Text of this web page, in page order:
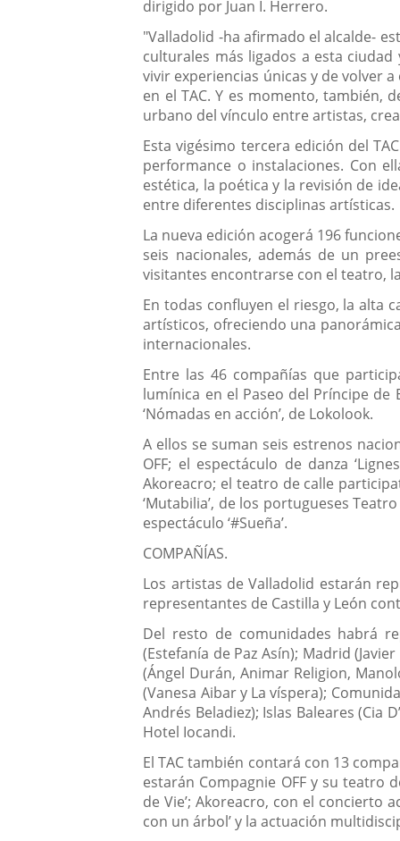
dirigido por Juan I. Herrero.
"Valladolid -ha afirmado el alcalde-
culturales más ligados a esta
vivir experiencias únicas y de volver
en el TAC. Y es momento, también,
urbano del vínculo entre artistas,
Esta vigésimo tercera edición del
performance o instalaciones. Con
estética, la poética y la revisión de
entre diferentes disciplinas artísticas.
La nueva edición acogerá 196
seis nacionales, además de un
visitantes encontrarse con el teatro,
En todas confluyen el riesgo, la alta
artísticos, ofreciendo una
internacionales.
Entre las 46 compañías que
lumínica en el Paseo del Príncipe de
‘Nómadas en acción’, de Lokolook.
A ellos se suman seis estrenos
OFF; el espectáculo de danza
Akoreacro; el teatro de calle
‘Mutabilia’, de los portugueses
espectáculo ‘#Sueña’.
COMPAÑÍAS.
Los artistas de Valladolid estarán
representantes de Castilla y León
Del resto de comunidades habrá
(Estefanía de Paz Asín); Madrid
(Ángel Durán, Animar Religion,
(Vanesa Aibar y La víspera);
Andrés Beladiez); Islas Baleares (Cia
Hotel Iocandi.
El TAC también contará con 13
estarán Compagnie OFF y su teatro
de Vie’; Akoreacro, con el concierto
con un árbol’ y la actuación